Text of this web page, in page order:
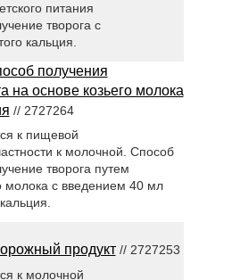
питания
творога с
кальция.
получения
на основе козьего молока
// 2727264
к пищевой
к молочной. Способ
творога путем
молока с введением 40 мл
продукт// 2727253
к молочной